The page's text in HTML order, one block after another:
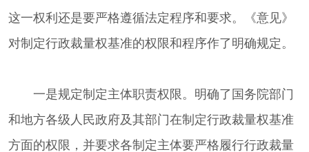
这一权利还是要严格遵循法定程序和要求。《意见》
对制定行政裁量权基准的权限和程序作了明确规定。
一是规定制定主体职责权限。明确了国务院部门
和地方各级人民政府及其部门在制定行政裁量权基准
方面的权限，并要求各制定主体要严格履行行政裁量